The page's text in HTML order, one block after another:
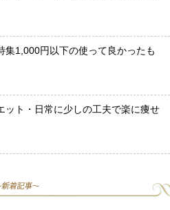
集1,000円以下の使って良かったも
ット・日常に少しの工夫で楽に痩せ